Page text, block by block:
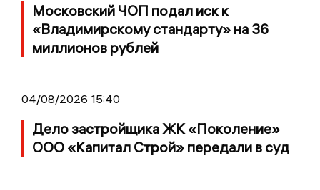
Московский ЧОП подал иск к
«Владимирскому стандарту» на 36
миллионов рублей
04/08/2026 15:40
Дело застройщика ЖК «Поколение»
ООО «Капитал Строй» передали в суд